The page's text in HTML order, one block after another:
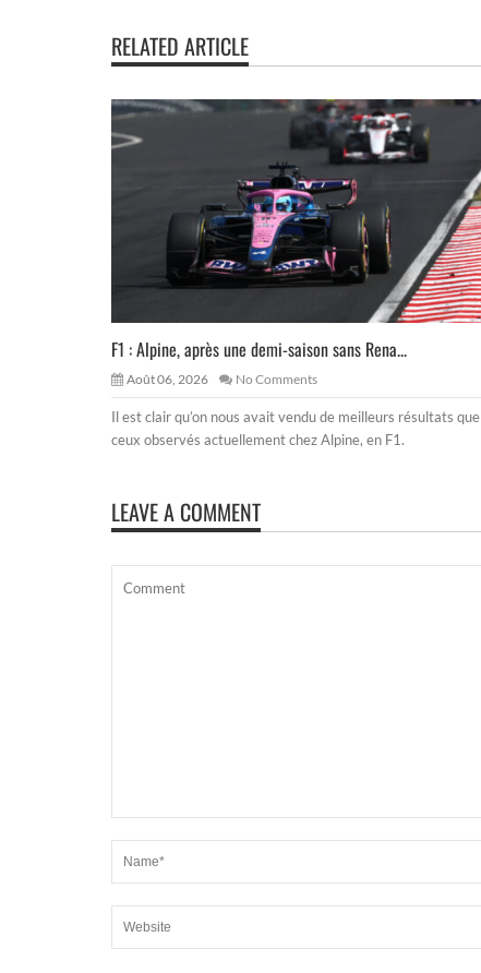
RELATED ARTICLE
F1 : Alpine, après une demi-saison sans Rena...
Août 06, 2026 No Comments
Il est clair qu’on nous avait vendu de meilleurs résultats que
ceux observés actuellement chez Alpine, en F1.
LEAVE A COMMENT